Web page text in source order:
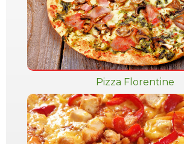
Pizza Florentine